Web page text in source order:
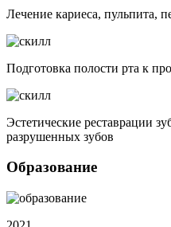
Лечение кариеса, пульпита,
Подготовка полости рта к
Эстетические реставрации
разрушенных зубов
Образование